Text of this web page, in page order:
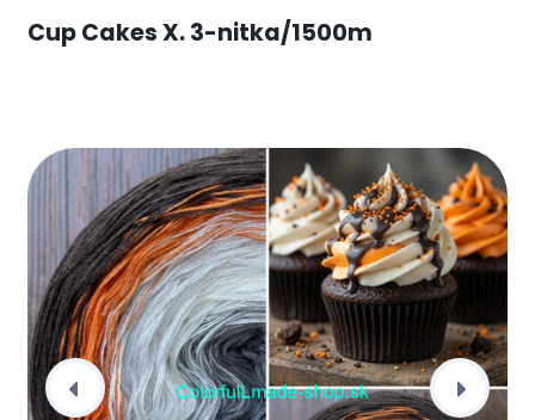
Cup Cakes X. 3-nitka/1500m